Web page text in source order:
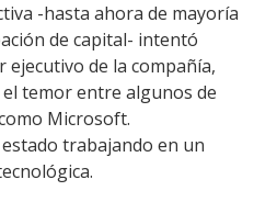
-hasta ahora de mayoría
de capital- intentó
de la compañía,
temor entre algunos de
Microsoft.
trabajando en un